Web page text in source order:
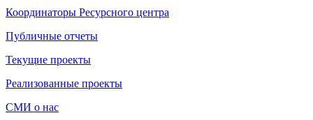
Координаторы Ресурсного центра
Публичные отчеты
Текущие проекты
Реализованные проекты
СМИ о нас